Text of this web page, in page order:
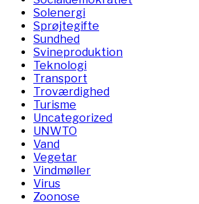
Solenergi
Sprøjtegifte
Sundhed
Svineproduktion
Teknologi
Transport
Troværdighed
Turisme
Uncategorized
UNWTO
Vand
Vegetar
Vindmøller
Virus
Zoonose